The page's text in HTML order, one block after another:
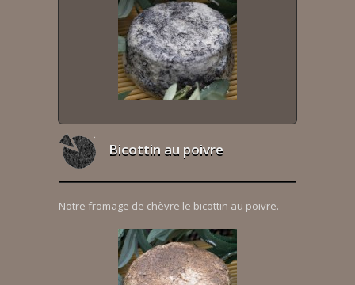
Bicottin au poivre
Notre fromage de chèvre le bicottin au poivre.